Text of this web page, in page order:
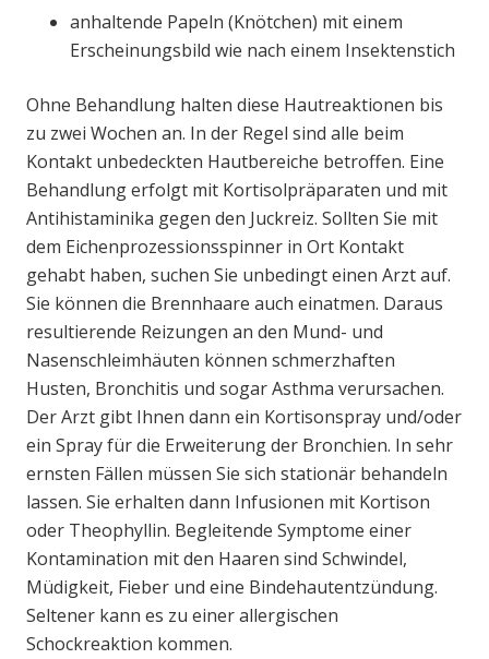
anhaltende Papeln (Knötchen) mit einem
Erscheinungsbild wie nach einem Insektenstich
Ohne Behandlung halten diese Hautreaktionen bis
zu zwei Wochen an. In der Regel sind alle beim
Kontakt unbedeckten Hautbereiche betroffen. Eine
Behandlung erfolgt mit Kortisolpräparaten und mit
Antihistaminika gegen den Juckreiz. Sollten Sie mit
dem Eichenprozessionsspinner in Ort Kontakt
gehabt haben, suchen Sie unbedingt einen Arzt auf.
Sie können die Brennhaare auch einatmen. Daraus
resultierende Reizungen an den Mund- und
Nasenschleimhäuten können schmerzhaften
Husten, Bronchitis und sogar Asthma verursachen.
Der Arzt gibt Ihnen dann ein Kortisonspray und/oder
ein Spray für die Erweiterung der Bronchien. In sehr
ernsten Fällen müssen Sie sich stationär behandeln
lassen. Sie erhalten dann Infusionen mit Kortison
oder Theophyllin. Begleitende Symptome einer
Kontamination mit den Haaren sind Schwindel,
Müdigkeit, Fieber und eine Bindehautentzündung.
Seltener kann es zu einer allergischen
Schockreaktion kommen.